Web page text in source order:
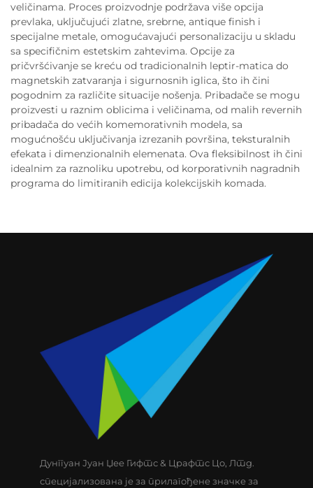
veličinama. Proces proizvodnje podržava više opcija
prevlaka, uključujući zlatne, srebrne, antique finish i
specijalne metale, omogućavajući personalizaciju u skladu
sa specifičnim estetskim zahtevima. Opcije za
pričvršćivanje se kreću od tradicionalnih leptir-matica do
magnetskih zatvaranja i sigurnosnih iglica, što ih čini
pogodnim za različite situacije nošenja. Pribadače se mogu
proizvesti u raznim oblicima i veličinama, od malih revernih
pribadača do većih komemorativnih modela, sa
mogućnošću uključivanja izrezanih površina, teksturalnih
efekata i dimenzionalnih elemenata. Ova fleksibilnost ih čini
idealnim za raznoliku upotrebu, od korporativnih nagradnih
programa do limitiranih edicija kolekcijskih komada.
Дунггуан Јуан Џее Гифтс & Црафтс Цо, Лтд.
специјализована је за прилагођене значке за